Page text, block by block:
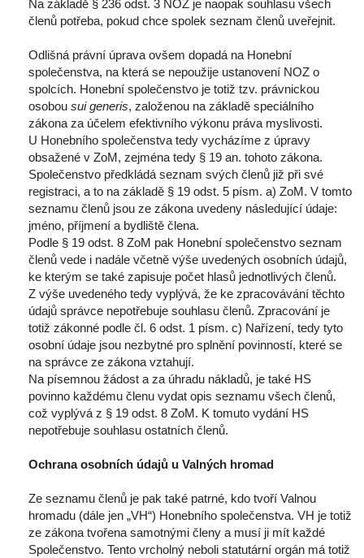
Na základě § 236 odst. 3 NOZ je naopak souhlasu všech
členů potřeba, pokud chce spolek seznam členů uveřejnit.
Odlišná právní úprava ovšem dopadá na Honební
polečenstva, na která se nepoužije ustanovení NOZ o
polcích. Honební společenstvo je totiž tzv. právnickou
osobou ui generi, založenou na základě speciálního
zákona za účelem efektivního výkonu práva myslivosti.
U Honebního společenstva tedy vycházíme z úpravy
obsažené v ZoM, zejména tedy § 19 an. tohoto zákona.
Společenstvo předkládá seznam svých členů již při své
registraci, a to na základě § 19 odst. 5 písm. a) ZoM. V tomto
eznamu členů jsou ze zákona uvedeny následující údaje:
jméno, příjmení a bydliště člena.
Podle § 19 odst. 8 ZoM pak Honební společenstvo seznam
členů vede i nadále včetně výše uvedených osobních údajů,
ke kterým se také zapisuje počet hlasů jednotlivých členů.
Z výše uvedeného tedy vyplývá, že ke zpracovávání těchto
údajů správce nepotřebuje souhlasu členů. Zpracování je
totiž zákonné podle čl. 6 odst. 1 písm. c) Nařízení, tedy tyto
osobní údaje jsou nezbytné pro splnění povinností, které se
na správce ze zákona vztahují.
Na písemnou žádost a za úhradu nákladů, je také HS
povinno každému členu vydat opis seznamu všech členů,
což vyplývá z § 19 odst. 8 ZoM. K tomuto vydání HS
nepotřebuje souhlasu ostatních členů.
Ochrana osobních údajů u Valných hromad
Ze seznamu členů je pak také patrné, kdo tvoří Valnou
hromadu (dále jen „VH“) Honebního společenstva. VH je totiž
ze zákona tvořena samotnými členy a musí ji mít každé
Společenstvo. Tento vrcholný neboli statutární orgán má totiž